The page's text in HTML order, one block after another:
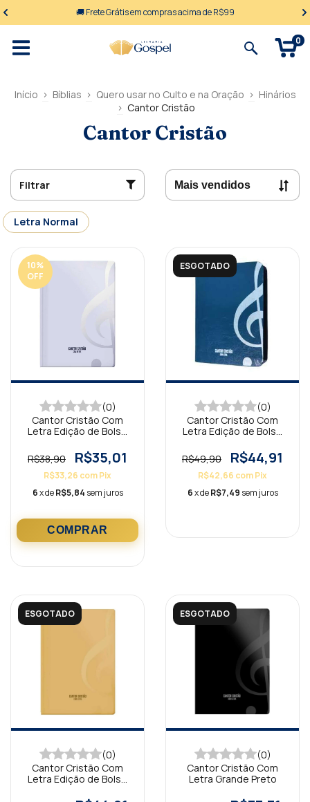
🚚 Frete Grátis em compras acima de R$99
0
Início > Bíblias > Quero usar no Culto e na Oração > Hinários
> Cantor Cristão
Cantor Cristão
Filtrar
Letra Normal
10%
OFF
(0)
Cantor Cristão Com
Letra Edição de Bolso
R$38,90
R$35,01
R$33,26 comPix
6x deR$5,84 sem juros
ESGOTADO
(0)
Cantor Cristão Com
Letra Edição de Bolso
R$49,90
R$44,91
R$42,66 comPix
6x deR$7,49 sem juros
ESGOTADO
(0)
Cantor Cristão Com
Letra Edição de Bolso
ESGOTADO
(0)
Cantor Cristão Com
Letra Grande Preto